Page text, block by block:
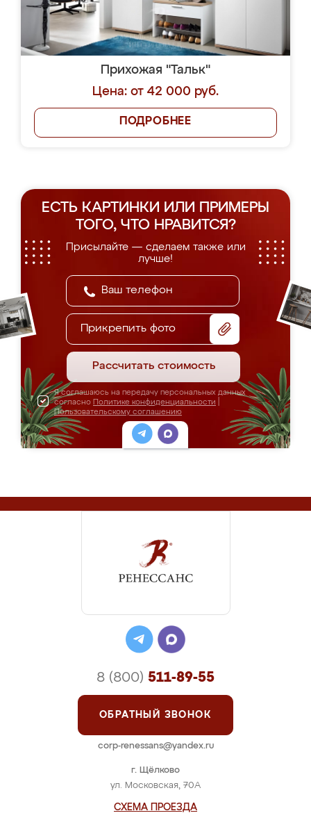
Прихожая "Тальк"
Цена: от 42 000 руб.
ПОДРОБНЕЕ
ЕСТЬ КАРТИНКИ ИЛИ ПРИМЕРЫ
ТОГО, ЧТО НРАВИТСЯ?
Присылайте — сделаем также или
лучше!
Прикрепить фото
Рассчитать стоимость
Я соглашаюсь на передачу персональных данных
согласно Политике конфиденциальности
Пользовательскому соглашению
г. Щёлково
ул. Московская, 70А
СХЕМА ПРОЕЗДА
8 (800) 511-89-55
ОБРАТНЫЙ ЗВОНОК
corp-renessans@yandex.ru